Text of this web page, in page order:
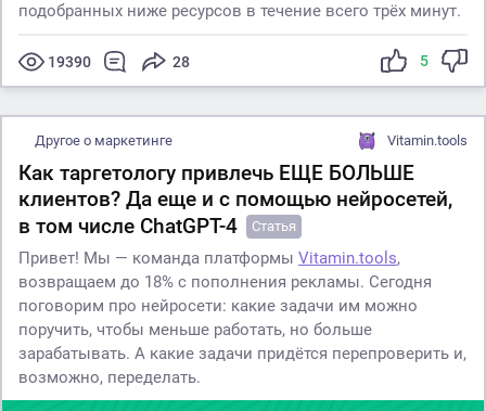
подобранных ниже ресурсов в течение всего трёх минут.
19390 28 5
Другое о маркетинге Vitamin.tools
Как таргетологу привлечь ЕЩЕ БОЛЬШЕ
клиентов? Да еще и с помощью нейросетей,
в том числе ChatGPT-4
Статья
Привет! Мы — команда платформы Vitamin.tools,
возвращаем до 18% с пополнения рекламы. Сегодня
поговорим про нейросети: какие задачи им можно
поручить, чтобы меньше работать, но больше
зарабатывать. А какие задачи придётся перепроверить и,
возможно, переделать.